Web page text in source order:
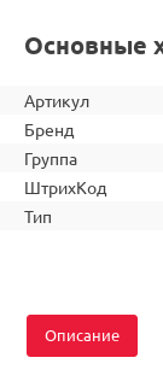
Основные
Артикул
Бренд
Группа
ШтрихКод
Тип
Описание